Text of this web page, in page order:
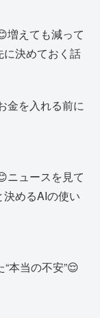
増えても減って
に決めておく話
金を入れる前に
ニュースを見て
めるAIの使い
本当の不安”😌